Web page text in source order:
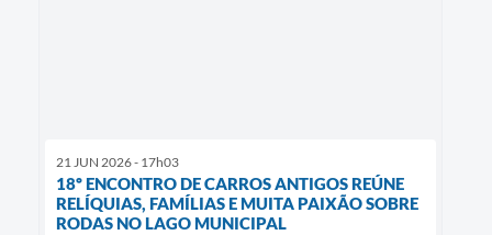
21 JUN 2026 - 17h03
18º ENCONTRO DE CARROS ANTIGOS REÚNE
RELÍQUIAS, FAMÍLIAS E MUITA PAIXÃO SOBRE
RODAS NO LAGO MUNICIPAL